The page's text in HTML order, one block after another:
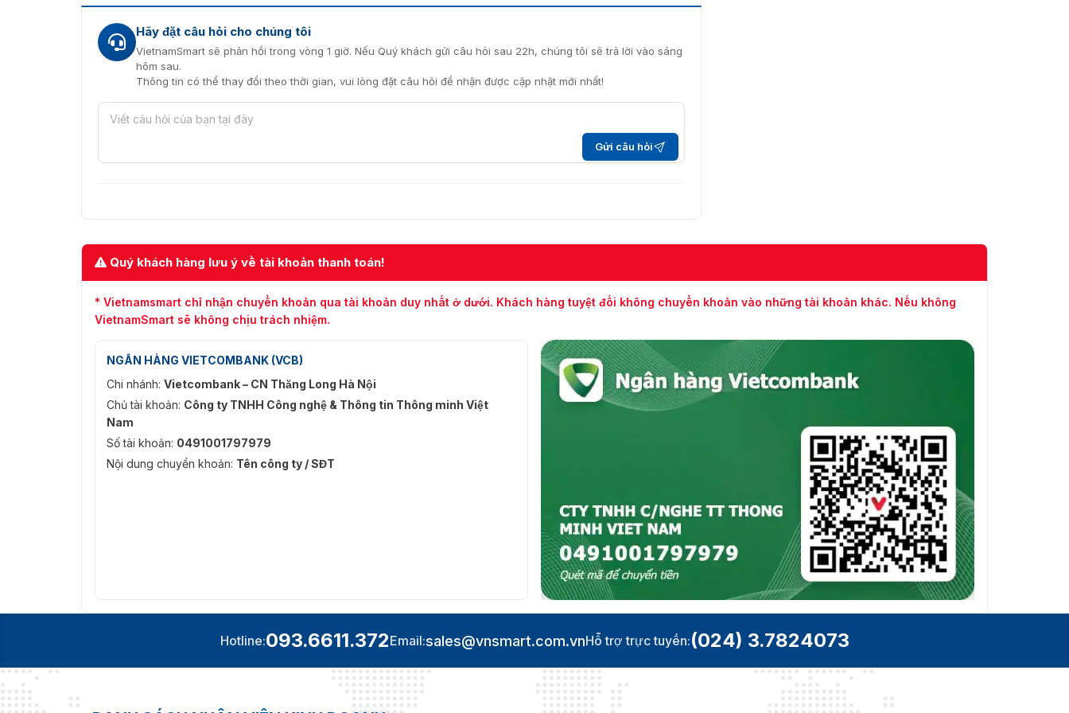
Lựa chọn công ty VietnamSmart là địa chỉ uy tín để mua đầu đọc thẻ DS-K1108EK. Không chỉ yên tâm về
chất lượng còn có dịch vụ hỗ trợ tận tình, chuyên nghiệp nhất. Với đội ngũ kỹ thuật, tư vấn viên hỗ trợ
các thắc mắc về thiết bị cũng như cách khắc phục lỗi nhanh nhất.
Ảnh thực tế của đầu đọc thẻ EM DS-K1108-EK
Hãy đặt câu hỏi cho chúng tôi
VietnamSmart sẽ phản hồi trong vòng 1 giờ. Nếu Quý khách gửi câu hỏi sau 22h, chúng tôi sẽ trả lời vào sáng
hôm sau.
Thông tin có thể thay đổi theo thời gian, vui lòng đặt câu hỏi để nhận được cập nhật mới nhất!
Gửi câu hỏi
Quý khách hàng lưu ý về tài khoản thanh toán!
* Vietnamsmart chỉ nhận chuyển khoản qua tài khoản duy nhất ở dưới. Khách hàng tuyệt đối không chuyển khoản vào những tài khoản khác. Nếu không
VietnamSmart sẽ không chịu trách nhiệm.
NGÂN HÀNG VIETCOMBANK (VCB)
Chi nhánh: Vietcombank – CN Thăng Long Hà Nội
Chủ tài khoản: Công ty TNHH Công nghệ & Thông tin Thông minh Việt
Nam
Số tài khoản: 0491001797979
Nội dung chuyển khoản: Tên công ty / SĐT
Hotline:093.6611.372Email:sales@vnsmart.com.vnHỗ trợ trực tuyến:(024) 3.7824073